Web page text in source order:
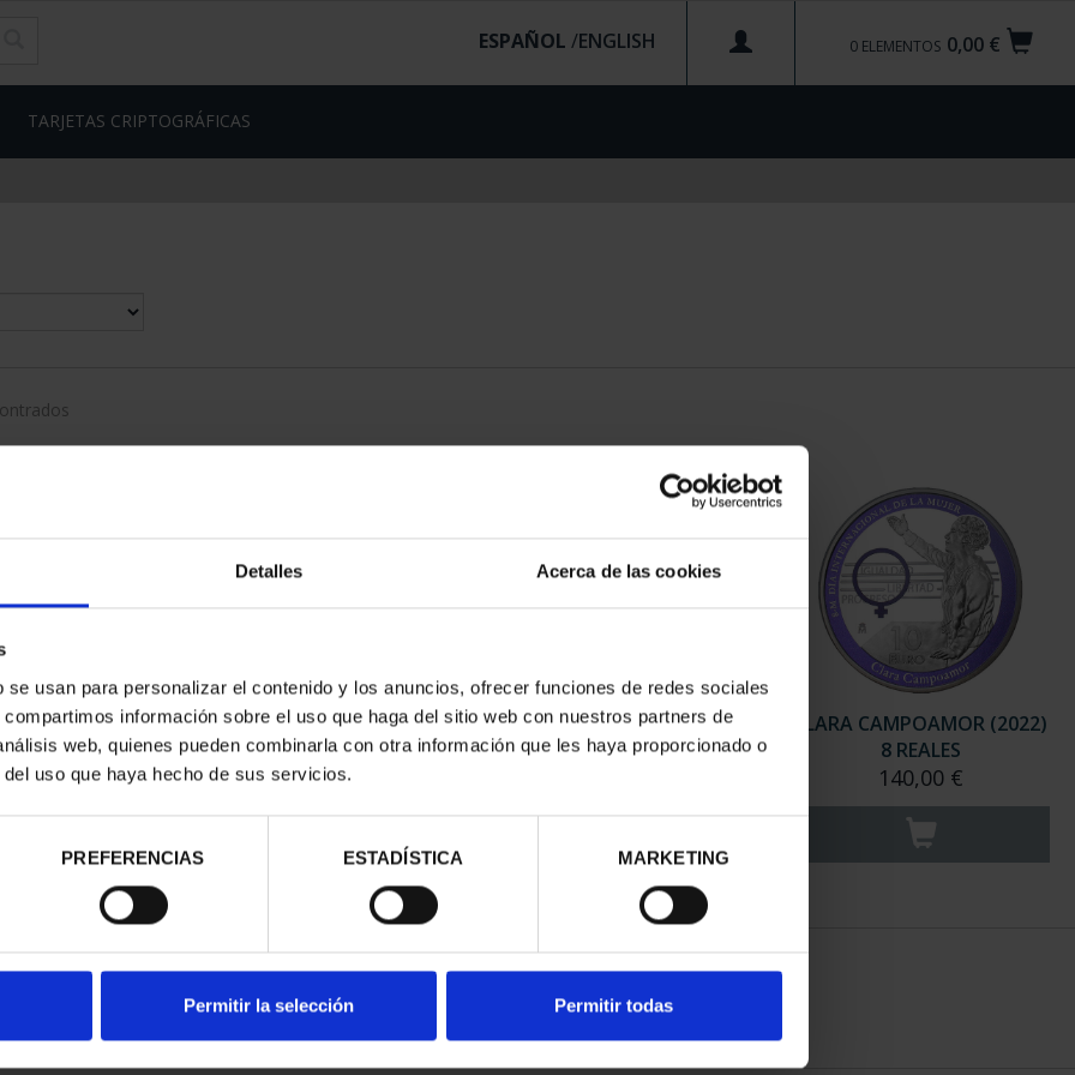
Detalles Acerca de las cookies
usan para personalizar el contenido y los anuncios, ofrecer funciones de redes sociales
información sobre el uso que haga del sitio web con nuestros partners de
web, quienes pueden combinarla con otra información que les haya proporcionado o
uso que haya hecho de sus servicios.
PREFERENCIAS ESTADÍSTICA MARKETING
Permitir la selección Permitir todas
0,00 €
0 ELEMENTOS
ESPAÑOL /
TARJETAS CRIPTOGRÁFICAS
(2022)
€
XX ANIVERSARIO DEL EURO
(2022) 8 REALES
140,00 €
AÑO INVES. RAMÓN Y CAJAL
(2022) 8 REALES
CLARA CAMPOAMOR (2022)
8 REALES
140,00 €